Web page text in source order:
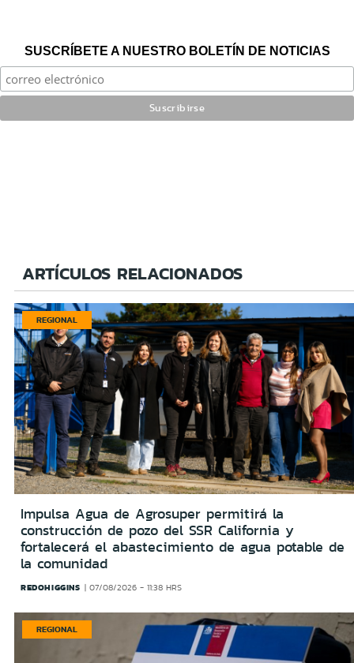
SUSCRÍBETE A NUESTRO BOLETÍN DE NOTICIAS
ARTÍCULOS RELACIONADOS
REGIONAL
Impulsa Agua de Agrosuper permitirá la
construcción de pozo del SSR California y
fortalecerá el abastecimiento de agua potable de
la comunidad
REDOHIGGINS 07/08/2026 - 11:38 HRS
REGIONAL